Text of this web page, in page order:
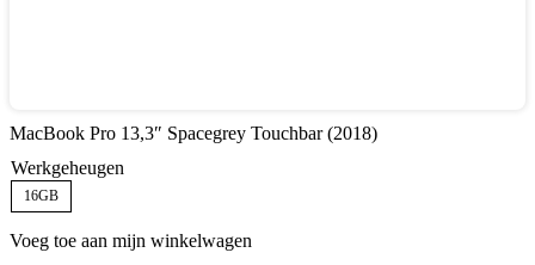
MacBook Pro 13,3″ Spacegrey Touchbar (2018)
Werkgeheugen
16GB
Voeg toe aan mijn winkelwagen